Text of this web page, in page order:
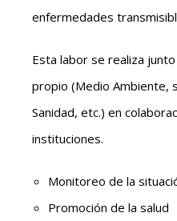
enfermedades
Esta labor se realiza
propio (Medio Ambiente,
Sanidad, etc.) en
instituciones.
Monitoreo de la
Promoción de la salud